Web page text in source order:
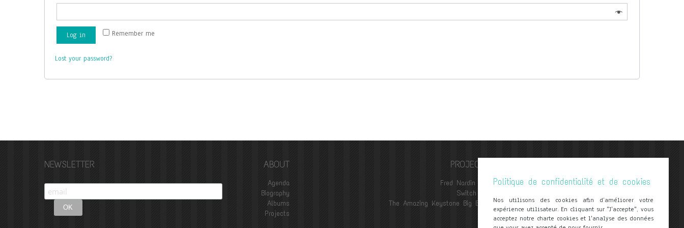
Remember me
Log in
Lost your password?
NEWSLETTER ABOUT
Agenda
Biography
Albums
Projects
PROJECTS
Fred Nardin Trio
Switch trio
The Amazing Keystone Big Band
contact@frednardin.com
General Terms and Conditions
Privacy Policy
Delivery
Politique de confidentialité et de cookies
Nos utilisons des cookies afin d’améliorer votre
expérience utilisateur. En cliquant sur "J'accepte", vous
acceptez notre charte cookies et l'analyse des données